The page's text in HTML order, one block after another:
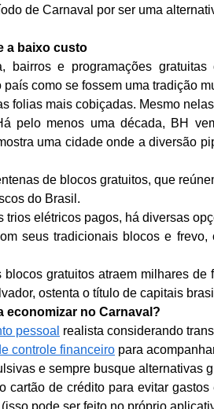
de Carnaval por ser uma
a baixo custo
bairros e programações
país como se fossem uma tradição
folias mais cobiçadas. Mesmo
pelo menos uma década, BH
uma cidade onde a diversão
de blocos gratuitos, que
do Brasil.
trios elétricos pagos, há diversas
seus tradicionais blocos e
blocos gratuitos atraem milhares
ostenta o título de capitais
economizar no Carnaval?
pessoal realista considerando
controle financeiro para
e sempre busque alternativas
cartão de crédito para evitar
pode ser feito no próprio